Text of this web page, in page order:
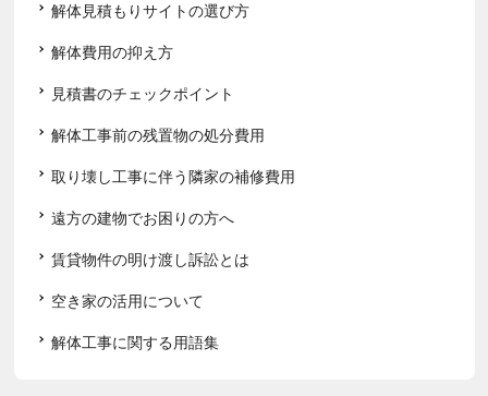
解体見積もりサイトの選び方
解体費用の抑え方
見積書のチェックポイント
解体工事前の残置物の処分費用
取り壊し工事に伴う隣家の補修費用
遠方の建物でお困りの方へ
賃貸物件の明け渡し訴訟とは
空き家の活用について
解体工事に関する用語集